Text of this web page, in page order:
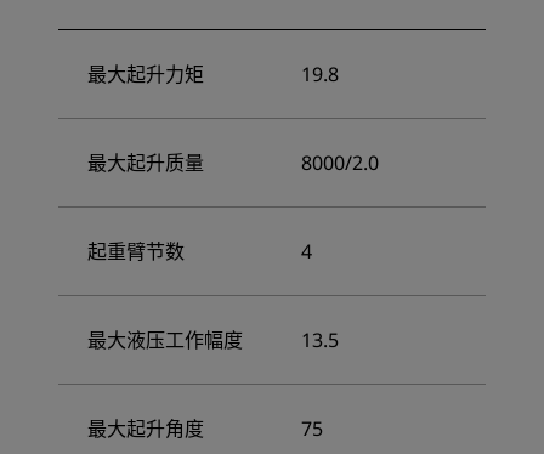
最大起升力矩 19.8
最大起升质量 8000/2.0
起重臂节数 4
最大液压工作幅度 13.5
最大起升角度 75